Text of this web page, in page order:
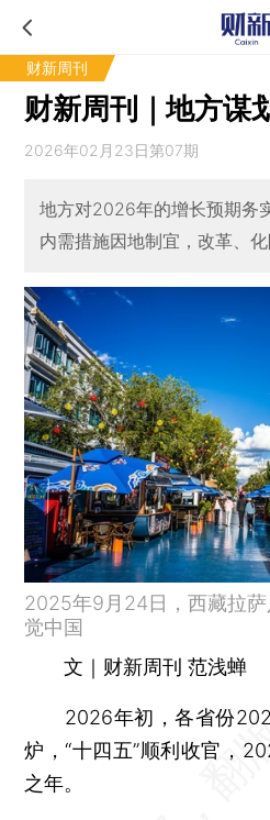
财新周刊
财新周刊｜地方谋
2026年02月23日第07期
地方对2026年的增长预期务
内需措施因地制宜，改革、
2025年9月24日，西藏拉
觉中国
文｜财新周刊 范浅蝉
2026年初，各省份
炉，“十四五”顺利收官，
之年。